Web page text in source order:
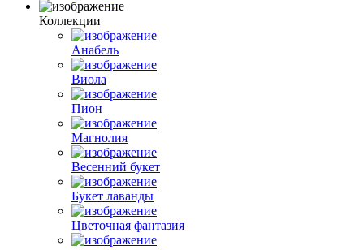
Коллекции
Анабель
Виола
Пион
Магнолия
Весенний букет
Букет лаванды
Цветочная фантазия